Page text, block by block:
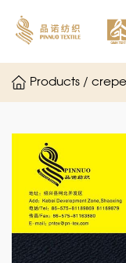
Products /